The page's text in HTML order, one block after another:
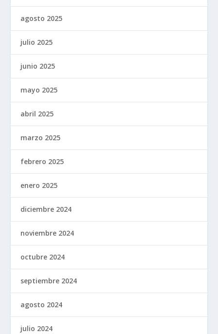
agosto 2025
julio 2025
junio 2025
mayo 2025
abril 2025
marzo 2025
febrero 2025
enero 2025
diciembre 2024
noviembre 2024
octubre 2024
septiembre 2024
agosto 2024
julio 2024